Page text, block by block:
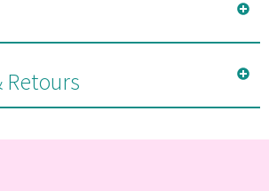
Retours